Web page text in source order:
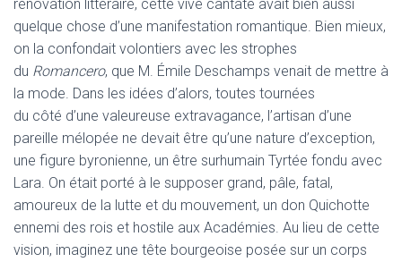
rénovation littéraire, cette vive cantate avait bien aussi
quelque chose d’une manifestation romantique. Bien mieux,
on la confondait volontiers avec les strophes
du Romancero, que M. Émile Deschamps venait de mettre à
la mode. Dans les idées d’alors, toutes tournées
du côté d’une valeureuse extravagance, l’artisan d’une
pareille mélopée ne devait être qu’une nature d’exception,
une figure byronienne, un être surhumain Tyrtée fondu avec
Lara. On était porté à le supposer grand, pâle, fatal,
amoureux de la lutte et du mouvement, un don Quichotte
ennemi des rois et hostile aux Académies. Au lieu de cette
vision, imaginez une tête bourgeoise posée sur un corps